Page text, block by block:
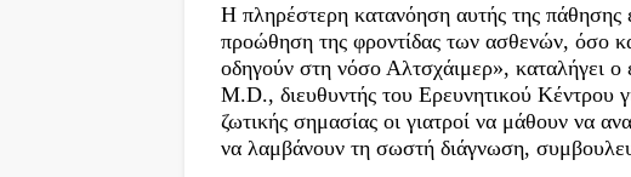
Η πληρέστερη κατανόηση αυτής της πάθησης
προώθηση της φροντίδας των ασθενών, όσο
οδηγούν στη νόσο Αλτσχάιμερ», καταλήγει
M.D., διευθυντής του Ερευνητικού Κέντρου
ζωτικής σημασίας οι γιατροί να μάθουν να
να λαμβάνουν τη σωστή διάγνωση,